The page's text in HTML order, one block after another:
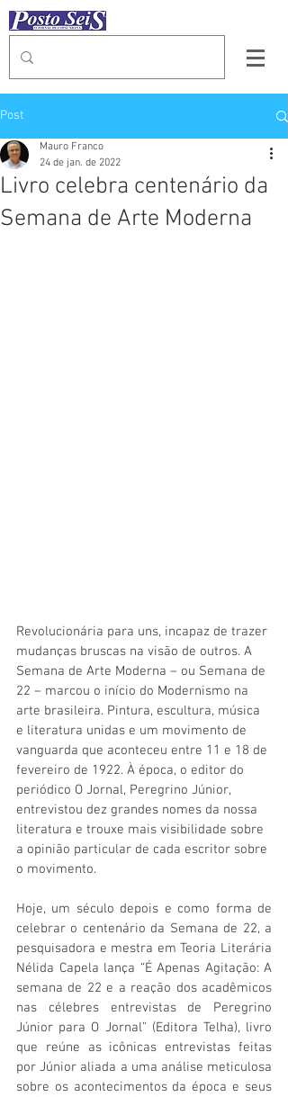
Post
Livro celebra centenário da
Semana de Arte Moderna
Mauro Franco
24 de jan. de 2022
Revolucionária para uns, incapaz de trazer
mudanças bruscas na visão de outros. A
Semana de Arte Moderna – ou Semana de
22 – marcou o início do Modernismo na
arte brasileira. Pintura, escultura, música
e literatura unidas e um movimento de
vanguarda que aconteceu entre 11 e 18 de
fevereiro de 1922. À época, o editor do
periódico O Jornal, Peregrino Júnior,
entrevistou dez grandes nomes da nossa
literatura e trouxe mais visibilidade sobre
a opinião particular de cada escritor sobre
o movimento.
Hoje, um século depois e como forma de
celebrar o centenário da Semana de 22, a
pesquisadora e mestra em Teoria Literária
Nélida Capela lança “É Apenas Agitação: A
semana de 22 e a reação dos acadêmicos
nas célebres entrevistas de Peregrino
Júnior para O Jornal” (Editora Telha), livro
que reúne as icônicas entrevistas feitas
por Júnior aliada a uma análise meticulosa
sobre os acontecimentos da época e seus